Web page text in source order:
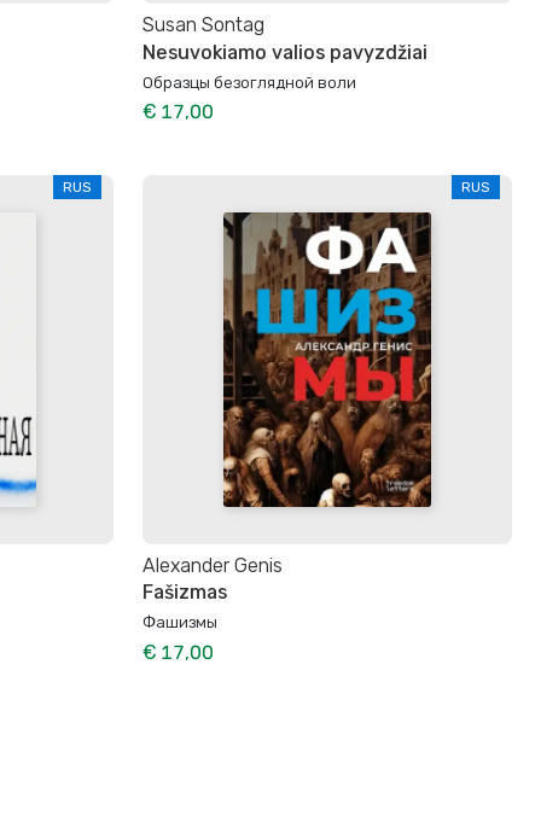
Susan Sontag
Nesuvokiamo valios pavyzdžiai
Образцы безоглядной воли
€ 17,00
RUS RUS
Alexander Genis
Fašizmas
Фашизмы
€ 17,00